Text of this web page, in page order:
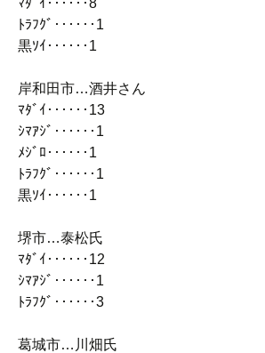
ﾄﾗﾌｸﾞ‥‥‥1
黒ｿｲ‥‥‥1
岸和田市…酒井さん
ﾏﾀﾞｲ‥‥‥13
ｼﾏｱｼﾞ‥‥‥1
ﾒｼﾞﾛ‥‥‥1
ﾄﾗﾌｸﾞ‥‥‥1
黒ｿｲ‥‥‥1
堺市…泰松氏
ﾏﾀﾞｲ‥‥‥12
ｼﾏｱｼﾞ‥‥‥1
ﾄﾗﾌｸﾞ‥‥‥3
葛城市…川畑氏